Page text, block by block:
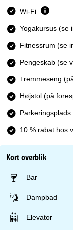
Wi-Fi
Yogakursus (se
Fitnessrum (se
Pengeskab (se
Tremmeseng
Højstol (på
Parkeringsplads
10 % rabat hos
Kort overblik
Bar
Dampbad
Elevator